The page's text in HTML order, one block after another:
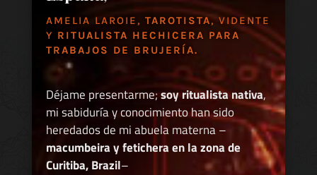
AMELIA LAROIE, TAROTISTA, VIDENTE
Y RITUALISTA HECHICERA PARA
TRABAJOS DE BRUJERÍA.
Déjame presentarme;soy ritualista nativa,
mi sabiduría y conocimiento han sido
heredados de mi abuela materna –
macumbeira y fetichera en la zona de
Curitiba, Brazil–